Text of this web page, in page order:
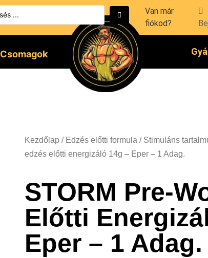
Van már
fiókod?
Csomagok
Kezdőlap / Edzés előtti formula / Stimuláns
edzés előtti energizáló 14g – Eper – 1 Adag.
STORM Pre-
Előtti
Eper – 1 Adag.